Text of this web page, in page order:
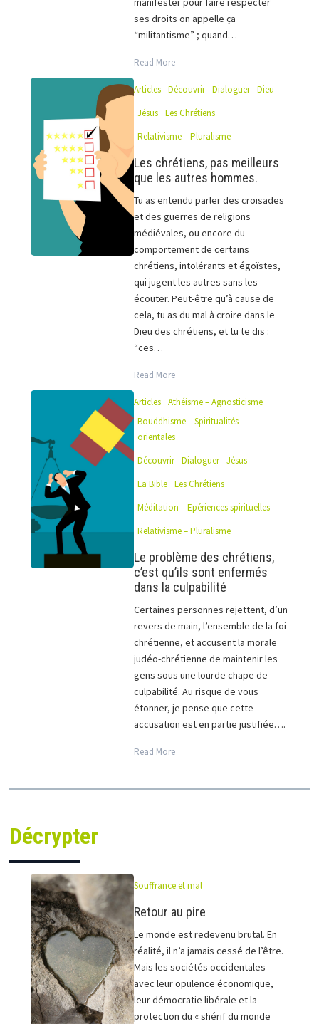
ses droits on appelle ça
“militantisme” ; quand…
Read More
Articles Découvrir Dialoguer Dieu
Jésus Les Chrétiens
Relativisme – Pluralisme
Les chrétiens, pas meilleurs
que les autres hommes.
Tu as entendu parler des croisades
et des guerres de religions
médiévales, ou encore du
comportement de certains
chrétiens, intolérants et égoïstes,
qui jugent les autres sans les
écouter. Peut-être qu’à cause de
cela, tu as du mal à croire dans le
Dieu des chrétiens, et tu te dis :
“ces…
Read More
Articles Athéisme – Agnosticisme
Bouddhisme – Spiritualités
orientales
Découvrir Dialoguer Jésus
La Bible Les Chrétiens
Méditation – Epériences spirituelles
Relativisme – Pluralisme
Le problème des chrétiens,
c’est qu’ils sont enfermés
dans la culpabilité
Certaines personnes rejettent, d’un
revers de main, l’ensemble de la foi
chrétienne, et accusent la morale
judéo-chrétienne de maintenir les
gens sous une lourde chape de
culpabilité. Au risque de vous
étonner, je pense que cette
accusation est en partie justifiée….
Read More
Décrypter
Souffrance et mal
Retour au pire
Le monde est redevenu brutal. En
réalité, il n’a jamais cessé de l’être.
Mais les sociétés occidentales
avec leur opulence économique,
leur démocratie libérale et la
protection du « shérif du monde